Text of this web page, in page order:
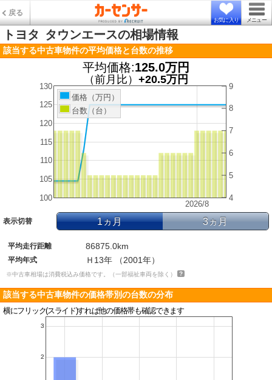
戻る
お気に入り メニュー
トヨタ タウンエースの相場情報
該当する中古車物件の平均価格と台数の推移
平均価格:125.0万円
（前月比） +20.5万円
2026/8
100
105
110
115
120
125
130
4
5
6
7
8
9
価格（万円）
台数（台）
表示切替 1ヵ月 3ヵ月
平均走行距離 86875.0km
平均年式 Ｈ13年 （2001年）
※中古車相場は消費税込み価格です。（一部福祉車両を除く）
該当する中古車物件の価格帯別の台数の分布
横にフリック(スライド)すれば他の価格帯も確認できます